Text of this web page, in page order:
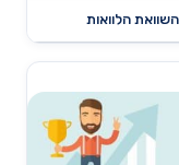
השוואת הלוואות